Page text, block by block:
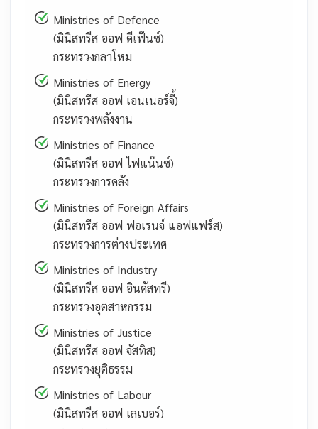
Ministries of Defence
(มินิสทรีส ออฟ ดีเฟ๊นซ์)
กระทรวงกลาโหม
Ministries of Energy
(มินิสทรีส ออฟ เอนเนอร์จี้)
กระทรวงพลังงาน
Ministries of Finance
(มินิสทรีส ออฟ ไฟแน๊นซ์)
กระทรวงการคลัง
Ministries of Foreign Affairs
(มินิสทรีส ออฟ ฟอเรนจ์ แอฟแฟร์ส)
กระทรวงการต่างประเทศ
Ministries of Industry
(มินิสทรีส ออฟ อินดัสทรี)
กระทรวงอุตสาหกรรม
Ministries of Justice
(มินิสทรีส ออฟ จัสทิส)
กระทรวงยุติธรรม
Ministries of Labour
(มินิสทรีส ออฟ เลเบอร์)